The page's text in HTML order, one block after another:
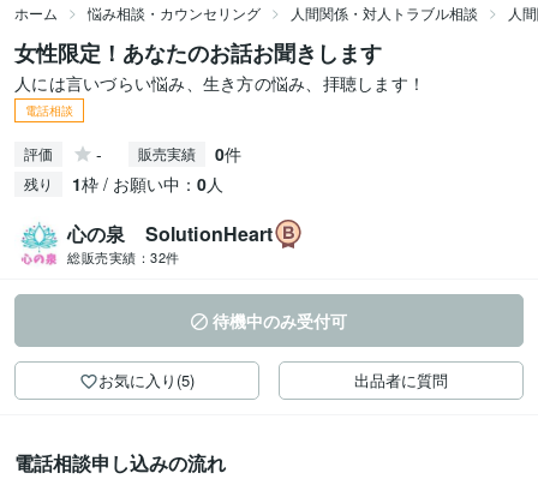
ホーム 悩み相談・カウンセリング 人間関係・対人トラブル相談 人
女性限定！あなたのお話お聞きします
人には言いづらい悩み、生き方の悩み、拝聴します！
電話相談
評価 - 販売実績 0件
残り 1枠 / お願い中： 0人
心の泉 SolutionHeart
総販売実績： 32件
待機中のみ受付可
お気に入り(5) 出品者に質問
電話相談申し込みの流れ